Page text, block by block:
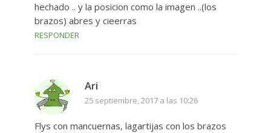
hechado .. y la posicion como la imagen ..(los
brazos) abres y cieerras
RESPONDER
Ari
25 septiembre, 2017 a las 10:26
Flys con mancuernas, lagartijas con los brazos